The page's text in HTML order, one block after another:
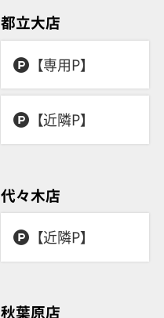
都立大店
【専用P】
【近隣P】
代々木店
【近隣P】
秋葉原店